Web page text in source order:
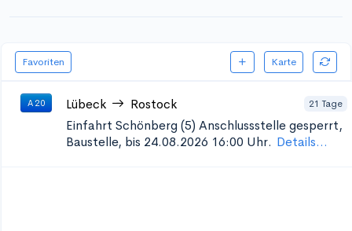
Favoriten Karte
A 20 Lübeck Rostock 21 Tage
Einfahrt Schönberg (5) Anschlussstelle gesperrt,
Baustelle, bis 24.08.2026 16:00 Uhr. Details...